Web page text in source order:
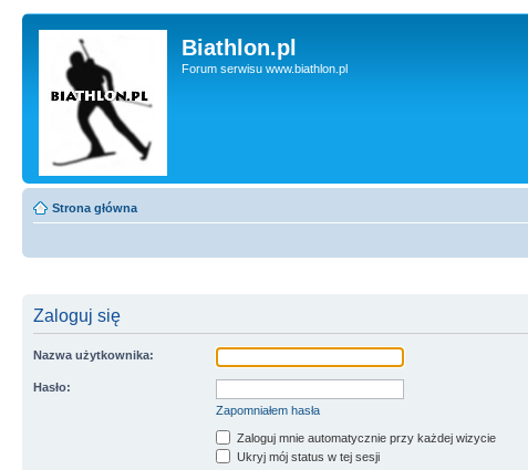
Biathlon.pl
Forum serwisu www.biathlon.pl
Strona główna
Zaloguj się
Nazwa użytkownika:
Hasło:
Zapomniałem hasła
Zaloguj mnie automatycznie przy każdej wizycie
Ukryj mój status w tej sesji